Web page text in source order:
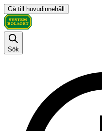
Gå till huvudinnehåll
Sök